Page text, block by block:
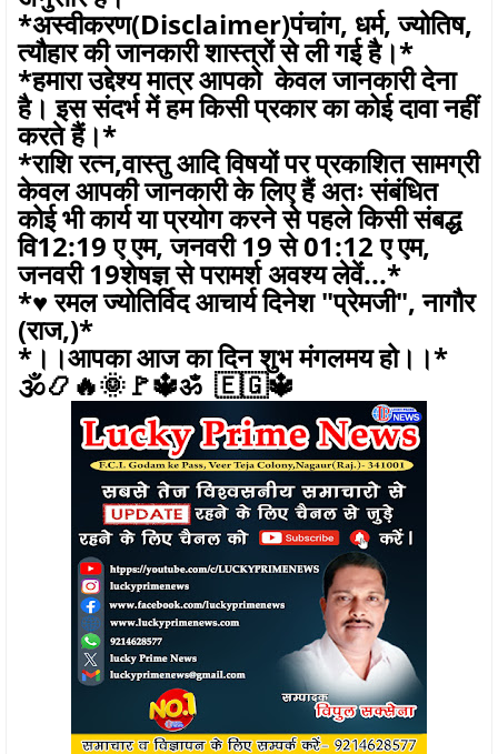
*अस्वीकरण(Disclaimer)पंचांग, धर्म, ज्योतिष,
त्यौहार की जानकारी शास्त्रों से ली गई है।*
*हमारा उद्देश्य मात्र आपको केवल जानकारी देना
है। इस संदर्भ में हम किसी प्रकार का कोई दावा नहीं
करते हैं।*
*राशि रत्न,वास्तु आदि विषयों पर प्रकाशित सामग्री
केवल आपकी जानकारी के लिए हैं अतः संबंधित
कोई भी कार्य या प्रयोग करने से पहले किसी संबद्ध
वि12:19 ए एम, जनवरी 19 से 01:12 ए एम,
जनवरी 19शेषज्ञ से परामर्श अवश्य लेवें...*
*♥️ रमल ज्योतिर्विद आचार्य दिनेश "प्रेमजी", नागौर
(राज,)*
*।।आपका आज का दिन शुभ मंगलमय हो।।*
🕉️📿🔥🌞🚩🔱ॐ 🇪🇬🔱